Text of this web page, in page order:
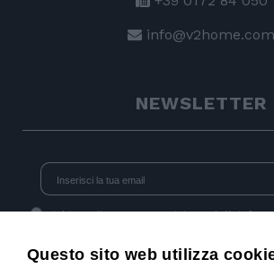
info@v2home.com
NEWSLETTER
Dichiaro di aver preso visione dell'
Questo sito web utilizza